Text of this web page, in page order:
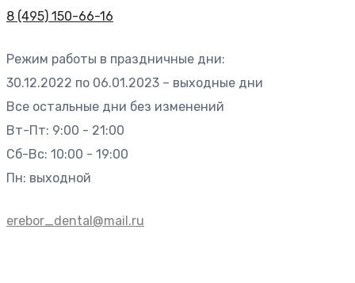
8 (495) 150-66-16
Режим работы в праздничные дни:
30.12.2022 по 06.01.2023 – выходные дни
Все остальные дни без изменений
Вт-Пт: 9:00 - 21:00
Сб-Вс: 10:00 - 19:00
Пн: выходной
erebor_dental@mail.ru